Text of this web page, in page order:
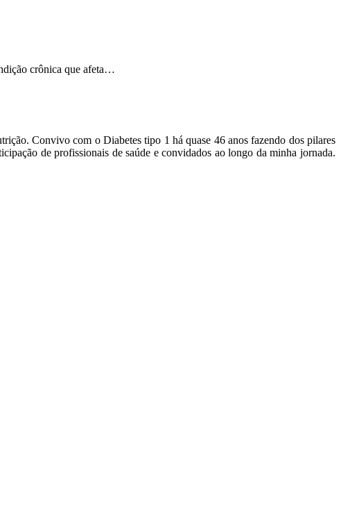
crônica que afeta…
Convivo com o Diabetes tipo 1 há quase 46 anos fazendo dos pilares
de profissionais de saúde e convidados ao longo da minha jornada.